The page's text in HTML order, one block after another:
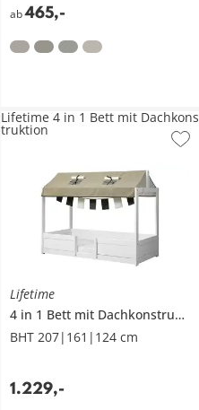
ab465,-
Lifetime
4 in 1 Bett mit Dachkonstruktion
BHT 207|161|124 cm
1.229,-
Lifetime 4 in 1 Bett mit Dachkons
truktion